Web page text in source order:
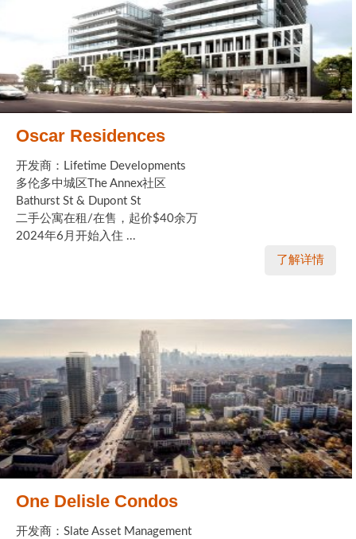
Oscar Residences
开发商：Lifetime Developments
多伦多中城区The Annex社区
Bathurst St & Dupont St
二手公寓在租/在售，起价$40余万
2024年6月开始入住 ...
了解详情
One Delisle Condos
开发商：Slate Asset Management